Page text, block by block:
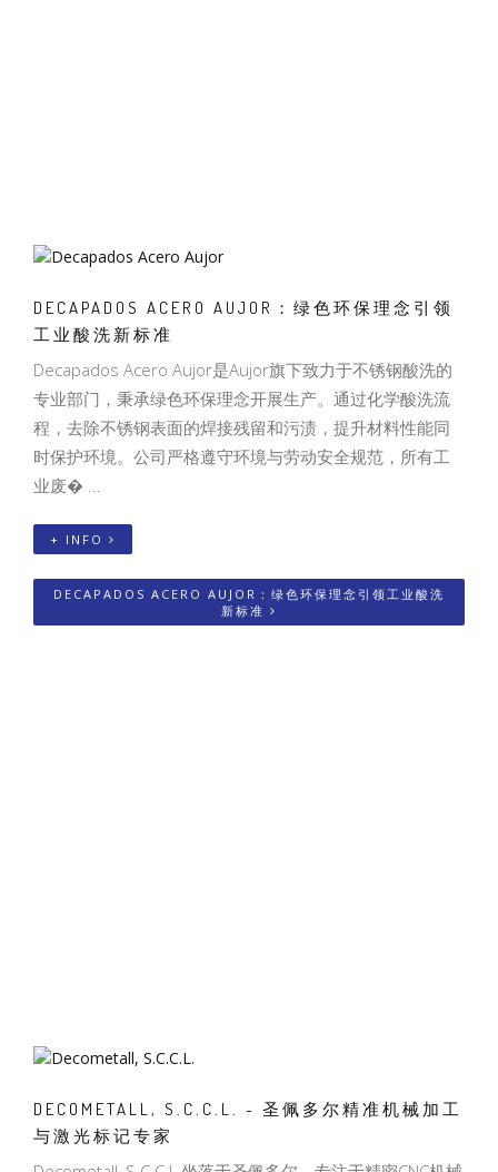
DECAPADOS ACERO AUJOR：绿色环保理念引领
工业酸洗新标准
Decapados Acero Aujor是Aujor旗下致力于不锈钢酸洗的
专业部门，秉承绿色环保理念开展生产。通过化学酸洗流
程，去除不锈钢表面的焊接残留和污渍，提升材料性能同
时保护环境。公司严格遵守环境与劳动安全规范，所有工
业废� ...
+ INFO
DECAPADOS ACERO AUJOR：绿色环保理念引领工业酸洗
新标准
DECOMETALL, S.C.C.L. - 圣佩多尔精准机械加工
与激光标记专家